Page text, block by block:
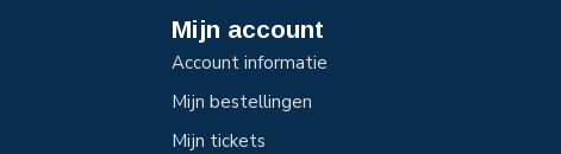
Mijn account
Account informatie
Mijn bestellingen
Mijn tickets